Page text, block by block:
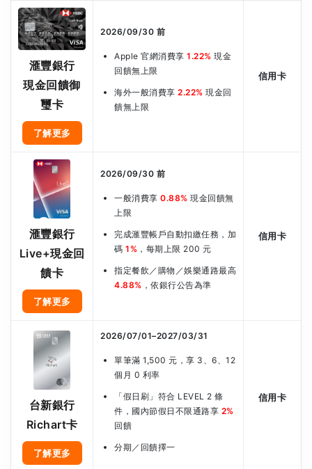
滙豐銀行
現金回饋御
璽卡
了解更多
2026/09/30 前
Apple 官網消費享 1.22% 現金
回饋無上限
海外一般消費享 2.22% 現金回
饋無上限
信用卡
滙豐銀行
Live+現金回
饋卡
了解更多
2026/09/30 前
一般消費享 0.88% 現金回饋無
上限
完成滙豐帳戶自動扣繳任務，加
碼 1% ，每期上限 200 元
指定餐飲／購物／娛樂通路最高
4.88% ，依銀行公告為準
信用卡
台新銀行
Richart卡
了解更多
2026/07/01–2027/03/31
單筆滿 1,500 元，享 3、6、12
個月 0 利率
「假日刷」符合 LEVEL 2 條
件，國內節假日不限通路享 2%
回饋
分期／回饋擇一
信用卡